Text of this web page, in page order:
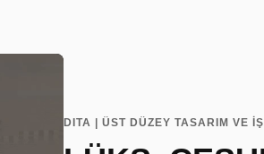
DITA | ÜST DÜZEY TASARIM VE